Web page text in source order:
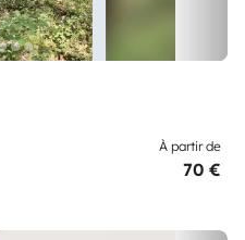
À partir de
70 €